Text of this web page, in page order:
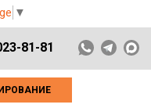
▼
81-81